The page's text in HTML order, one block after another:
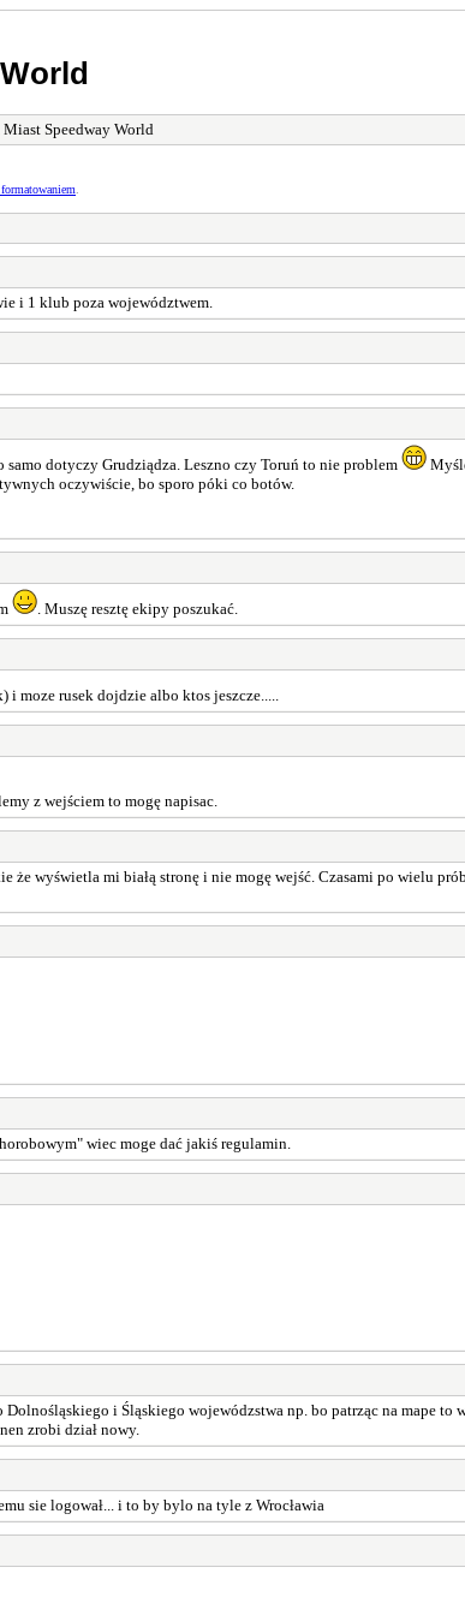
Speedway World
i 1 klub poza województwem.
dotyczy Grudziądza. Leszno czy Toruń to nie problem
oczywiście, bo sporo póki co botów.
. Muszę resztę ekipy poszukać.
i moze rusek dojdzie albo ktos jeszcze.....
z wejściem to mogę napisac.
że wyświetla mi białą stronę i nie mogę wejść. Czasami po wielu
wiec moge dać jakiś regulamin.
i Śląskiego wojewódzstwa np. bo patrząc na mape
zrobi dział nowy.
sie logował... i to by bylo na tyle z Wrocławia